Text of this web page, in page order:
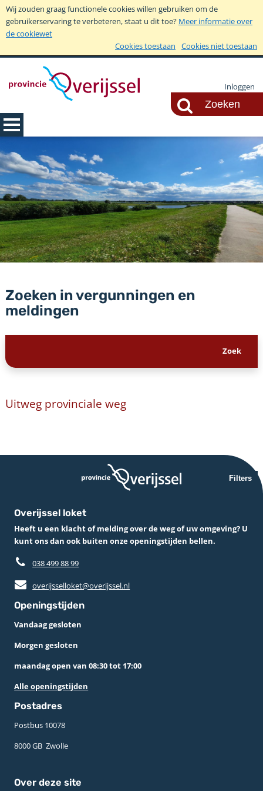
Wij zouden graag functionele cookies willen gebruiken om de
gebruikerservaring te verbeteren, staat u dit toe? Meer informatie over
de cookiewet
Cookies toestaan
Cookies niet toestaan
Inloggen
Zoeken in vergunningen en
meldingen
Uitweg provinciale weg
Filters
Overijssel loket
Heeft u een klacht of melding over de weg of uw omgeving? U
kunt ons dan ook buiten onze openingstijden bellen.
038 499 88 99
overijsselloket@overijssel.nl
Openingstijden
Vandaag gesloten
Morgen gesloten
maandag open van 08:30 tot 17:00
Alle openingstijden
Postadres
Postbus 10078 ­
8000 GB ­ Zwolle
Over deze site